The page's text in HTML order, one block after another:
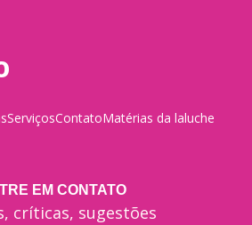
ServiçosContatoMatérias da laluche
EM CONTATO
críticas, sugestões